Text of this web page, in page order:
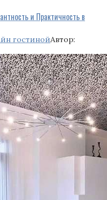
и Практичность в
гостинойАвтор: